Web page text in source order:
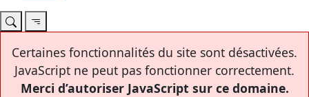
Certaines fonctionnalités du site sont désactivées.
JavaScript ne peut pas fonctionner correctement.
Merci d’autoriser JavaScript sur ce domaine.